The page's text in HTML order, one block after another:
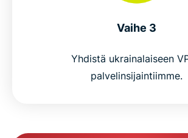
Vaihe 3
Yhdistä ukrainalaiseen
palvelinsijaintiimme.